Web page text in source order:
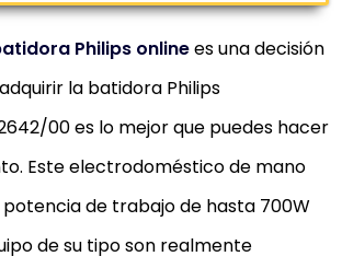
Philips onlinees una decisión
la batidora Philips
00 es lo mejor que puedes hacer
Este electrodoméstico de mano
de trabajo de hasta 700W
de su tipo son realmente